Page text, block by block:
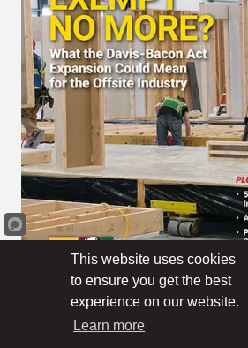
Julio/agosto de 2022
This website uses cookies
to ensure you get the best
experience on our website.
Learn more